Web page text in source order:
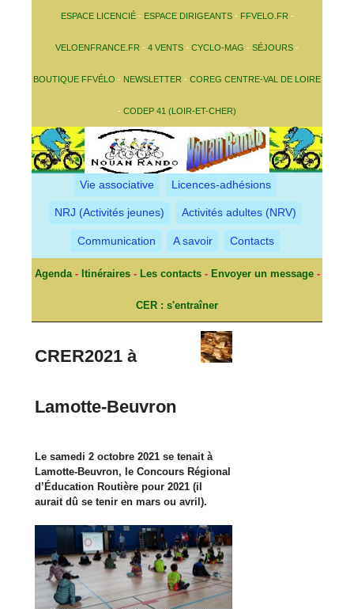
ESPACE LICENCIÉ- ESPACE DIRIGEANTS- FFVELO.FR -
VELOENFRANCE.FR - 4 VENTS - CYCLO-MAG - SÉJOURS -
BOUTIQUE FFVÉLO - NEWSLETTER - COREG CENTRE-VAL DE LOIRE
- CODEP 41 (LOIR-ET-CHER)
Vie associative Licences-adhésions
NRJ (Activités jeunes) Activités adultes (NRV)
Communication A savoir Contacts
Agenda- Itinéraires- Les contacts- Envoyer un message-
CER : s'entraîner
CRER2021 à
Lamotte-Beuvron
Le samedi 2 octobre 2021 se tenait à
Lamotte-Beuvron, le Concours Régional
d’Éducation Routière pour 2021 (il
aurait dû se tenir en mars ou avril).